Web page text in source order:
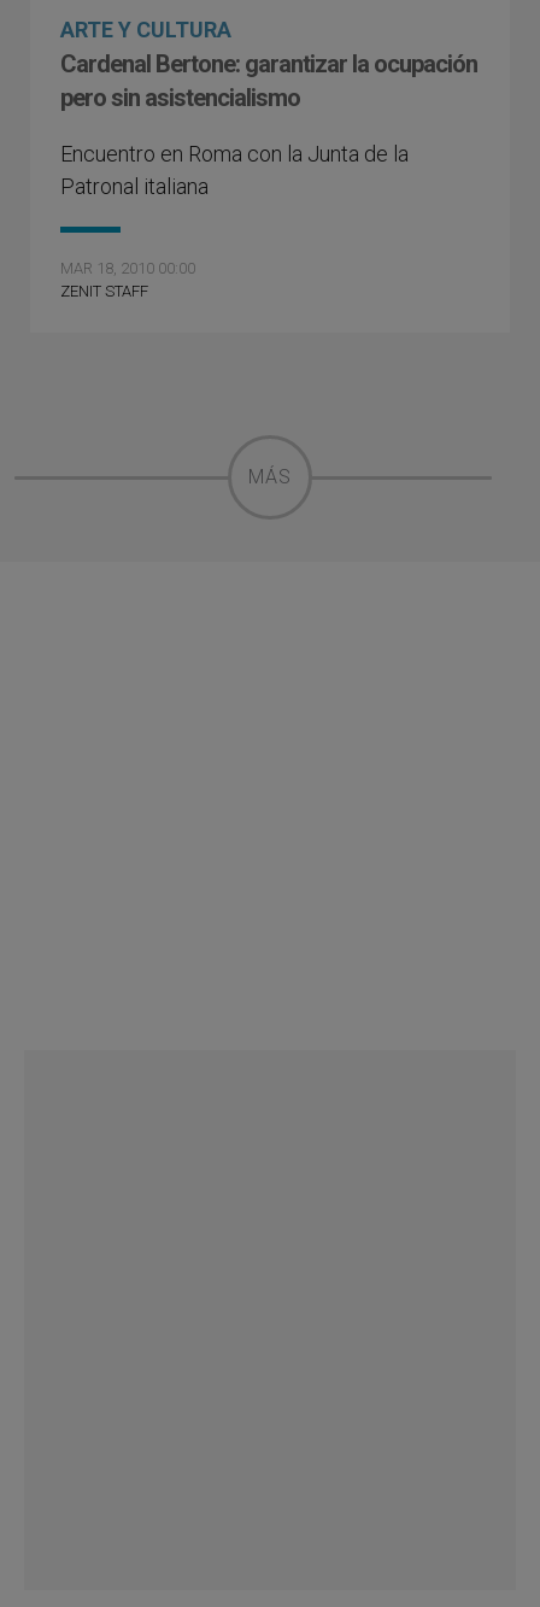
ARTE Y CULTURA
Cardenal Bertone: garantizar la ocupación
pero sin asistencialismo
Encuentro en Roma con la Junta de la
Patronal italiana
MAR 18, 2010 00:00
ZENIT STAFF
MÁS